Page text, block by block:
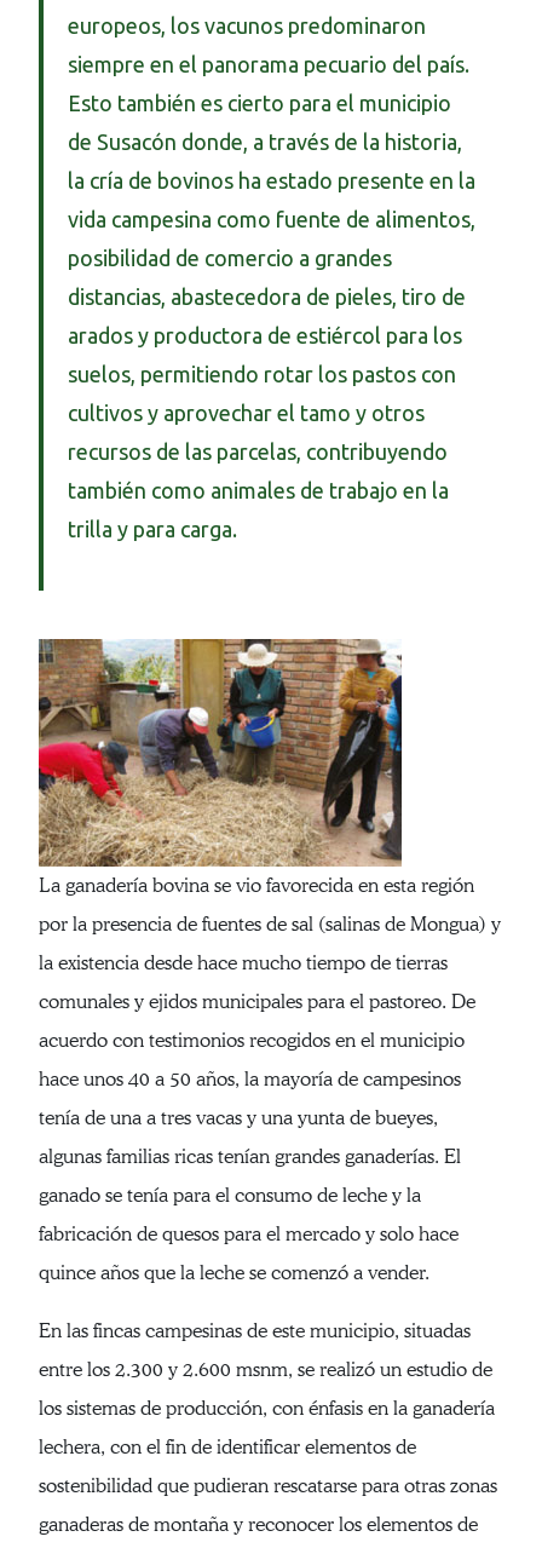
europeos, los vacunos predominaron
siempre en el panorama pecuario del país.
Esto también es cierto para el municipio
de Susacón donde, a través de la historia,
la cría de bovinos ha estado presente en la
vida campesina como fuente de alimentos,
posibilidad de comercio a grandes
distancias, abastecedora de pieles, tiro de
arados y productora de estiércol para los
suelos, permitiendo rotar los pastos con
cultivos y aprovechar el tamo y otros
recursos de las parcelas, contribuyendo
también como animales de trabajo en la
trilla y para carga.
La ganadería bovina se vio favorecida en esta región
por la presencia de fuentes de sal (salinas de Mongua) y
la existencia desde hace mucho tiempo de tierras
comunales y ejidos municipales para el pastoreo. De
acuerdo con testimonios recogidos en el municipio
hace unos 40 a 50 años, la mayoría de campesinos
tenía de una a tres vacas y una yunta de bueyes,
algunas familias ricas tenían grandes ganaderías. El
ganado se tenía para el consumo de leche y la
fabricación de quesos para el mercado y solo hace
quince años que la leche se comenzó a vender.
En las fincas campesinas de este municipio, situadas
entre los 2.300 y 2.600 msnm, se realizó un estudio de
los sistemas de producción, con énfasis en la ganadería
lechera, con el fin de identificar elementos de
sostenibilidad que pudieran rescatarse para otras zonas
ganaderas de montaña y reconocer los elementos de